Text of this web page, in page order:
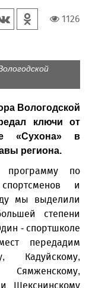
1126
Вологодской
ключи от
«Сухона» в
региона.
программу по
и
мы выделили
степени
- спортшколе
передадим
Кадуйскому,
Сямженскому,
Шекснинскому